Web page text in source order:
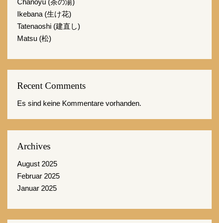
Ikebana (生け花)
Tatenaoshi (建直し)
Matsu (松)
Recent Comments
Es sind keine Kommentare vorhanden.
Archives
August 2025
Februar 2025
Januar 2025